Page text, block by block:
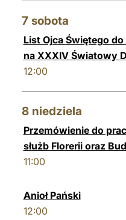
7 sobota
List Ojca Świętego
na XXXIV Światowy
12:00
8 niedziela
Przemówienie do
służb Florerii oraz
11:00
Anioł Pański
12:00